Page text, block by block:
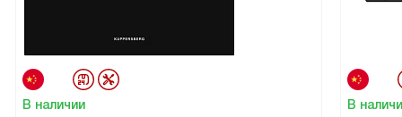
В наличии В